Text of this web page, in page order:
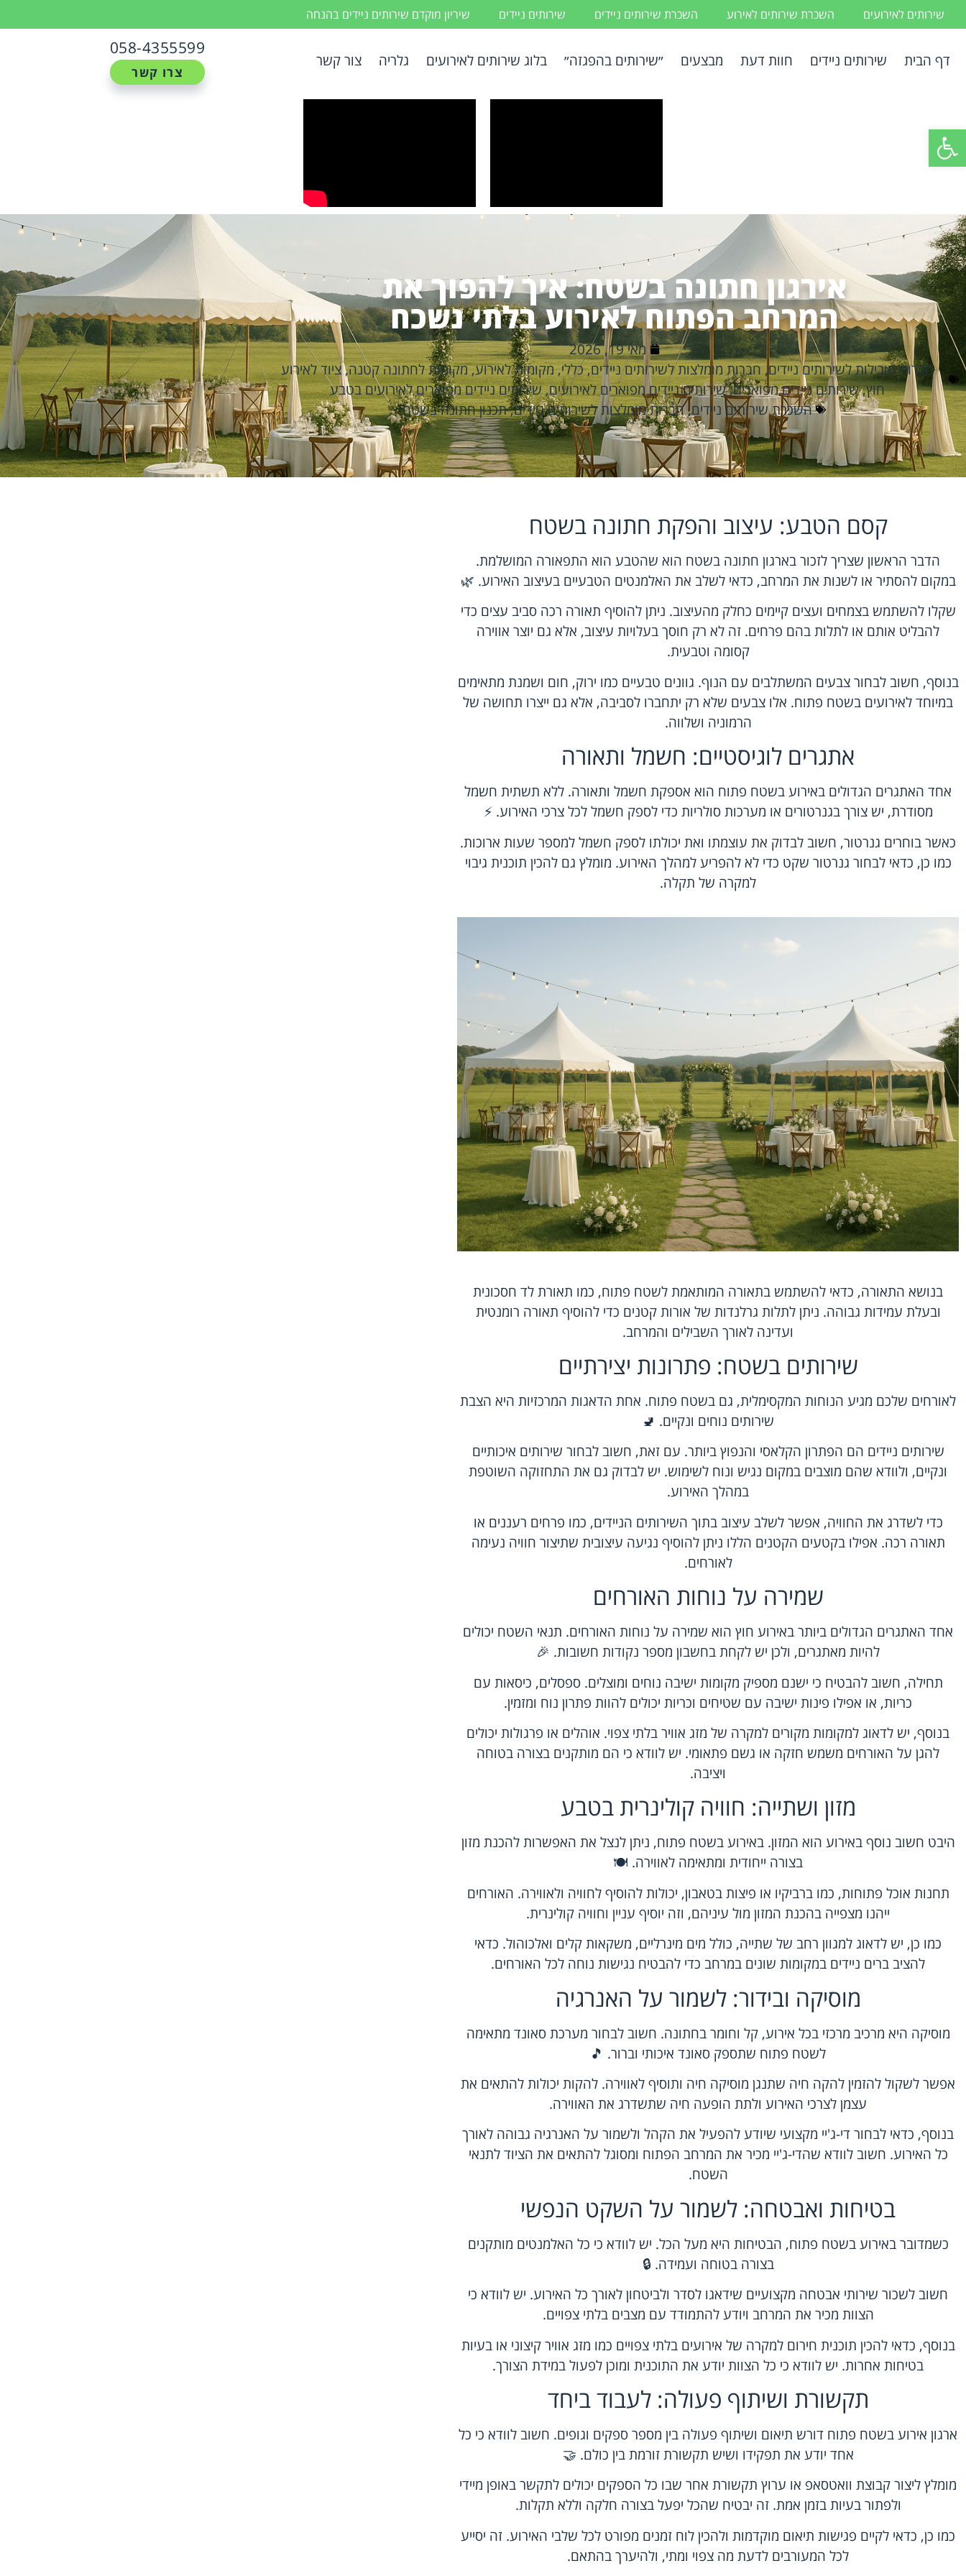
פתח סרגל נגישות
שירותים לאירועים השכרת שירותים לאירוע השכרת שירותים ניידים שירותים ניידים שיריון מוקדם שירותים ניידים בהנחה
דף הבית שירותים ניידים חוות דעת מבצעים ״שירותים בהפגזה״ בלוג שירותים לאירועים גלריה צור קשר
058-4355599
צרו קשר
אירגון חתונה בשטח: איך להפוך את
המרחב הפתוח לאירוע בלתי נשכח
מאי 19, 2026
חברות מובילות לשירותים ניידים,חברות מומלצות לשירותים ניידים,כללי,מקומות לאירוע,מקומות לחתונה קטנה,ציוד לאירוע
חוץ,שירותים ניידים מפוארים,שירותים ניידים מפוארים לאירועים,שירותים ניידים מפוארים לאירועים בטבע
השכרת שירותים ניידים,חברות מומלצות לשירותים ניידים,תכנון חתונה בשטח
קסם הטבע: עיצוב והפקת חתונה בשטח
הדבר הראשון שצריך לזכור בארגון חתונה בשטח הוא שהטבע הוא התפאורה המושלמת.
במקום להסתיר או לשנות את המרחב, כדאי לשלב את האלמנטים הטבעיים בעיצוב האירוע. 🌿
שקלו להשתמש בצמחים ועצים קיימים כחלק מהעיצוב. ניתן להוסיף תאורה רכה סביב עצים כדי
להבליט אותם או לתלות בהם פרחים. זה לא רק חוסך בעלויות עיצוב, אלא גם יוצר אווירה
קסומה וטבעית.
בנוסף, חשוב לבחור צבעים המשתלבים עם הנוף. גוונים טבעיים כמו ירוק, חום ושמנת מתאימים
במיוחד לאירועים בשטח פתוח. אלו צבעים שלא רק יתחברו לסביבה, אלא גם ייצרו תחושה של
הרמוניה ושלווה.
אתגרים לוגיסטיים: חשמל ותאורה
אחד האתגרים הגדולים באירוע בשטח פתוח הוא אספקת חשמל ותאורה. ללא תשתית חשמל
מסודרת, יש צורך בגנרטורים או מערכות סולריות כדי לספק חשמל לכל צרכי האירוע. ⚡
כאשר בוחרים גנרטור, חשוב לבדוק את עוצמתו ואת יכולתו לספק חשמל למספר שעות ארוכות.
כמו כן, כדאי לבחור גנרטור שקט כדי לא להפריע למהלך האירוע. מומלץ גם להכין תוכנית גיבוי
למקרה של תקלה.
בנושא התאורה, כדאי להשתמש בתאורה המותאמת לשטח פתוח, כמו תאורת לד חסכונית
ובעלת עמידות גבוהה. ניתן לתלות גרלנדות של אורות קטנים כדי להוסיף תאורה רומנטית
ועדינה לאורך השבילים והמרחב.
שירותים בשטח: פתרונות יצירתיים
לאורחים שלכם מגיע הנוחות המקסימלית, גם בשטח פתוח. אחת הדאגות המרכזיות היא הצבת
שירותים נוחים ונקיים. 🚽
שירותים ניידים הם הפתרון הקלאסי והנפוץ ביותר. עם זאת, חשוב לבחור שירותים איכותיים
ונקיים, ולוודא שהם מוצבים במקום נגיש ונוח לשימוש. יש לבדוק גם את התחזוקה השוטפת
במהלך האירוע.
כדי לשדרג את החוויה, אפשר לשלב עיצוב בתוך השירותים הניידים, כמו פרחים רעננים או
תאורה רכה. אפילו בקטעים הקטנים הללו ניתן להוסיף נגיעה עיצובית שתיצור חוויה נעימה
לאורחים.
שמירה על נוחות האורחים
אחד האתגרים הגדולים ביותר באירוע חוץ הוא שמירה על נוחות האורחים. תנאי השטח יכולים
להיות מאתגרים, ולכן יש לקחת בחשבון מספר נקודות חשובות. 🎉
תחילה, חשוב להבטיח כי ישנם מספיק מקומות ישיבה נוחים ומוצלים. ספסלים, כיסאות עם
כריות, או אפילו פינות ישיבה עם שטיחים וכריות יכולים להוות פתרון נוח ומזמין.
בנוסף, יש לדאוג למקומות מקורים למקרה של מזג אוויר בלתי צפוי. אוהלים או פרגולות יכולים
להגן על האורחים משמש חזקה או גשם פתאומי. יש לוודא כי הם מותקנים בצורה בטוחה
ויציבה.
מזון ושתייה: חוויה קולינרית בטבע
היבט חשוב נוסף באירוע הוא המזון. באירוע בשטח פתוח, ניתן לנצל את האפשרות להכנת מזון
בצורה ייחודית ומתאימה לאווירה. 🍽️
תחנות אוכל פתוחות, כמו ברביקיו או פיצות בטאבון, יכולות להוסיף לחוויה ולאווירה. האורחים
ייהנו מצפייה בהכנת המזון מול עיניהם, וזה יוסיף עניין וחוויה קולינרית.
כמו כן, יש לדאוג למגוון רחב של שתייה, כולל מים מינרליים, משקאות קלים ואלכוהול. כדאי
להציב ברים ניידים במקומות שונים במרחב כדי להבטיח נגישות נוחה לכל האורחים.
מוסיקה ובידור: לשמור על האנרגיה
מוסיקה היא מרכיב מרכזי בכל אירוע, קל וחומר בחתונה. חשוב לבחור מערכת סאונד מתאימה
לשטח פתוח שתספק סאונד איכותי וברור. 🎵
אפשר לשקול להזמין להקה חיה שתנגן מוסיקה חיה ותוסיף לאווירה. להקות יכולות להתאים את
עצמן לצרכי האירוע ולתת הופעה חיה שתשדרג את האווירה.
בנוסף, כדאי לבחור די-ג'יי מקצועי שיודע להפעיל את הקהל ולשמור על האנרגיה גבוהה לאורך
כל האירוע. חשוב לוודא שהדי-ג'יי מכיר את המרחב הפתוח ומסוגל להתאים את הציוד לתנאי
השטח.
בטיחות ואבטחה: לשמור על השקט הנפשי
כשמדובר באירוע בשטח פתוח, הבטיחות היא מעל הכל. יש לוודא כי כל האלמנטים מותקנים
בצורה בטוחה ועמידה. 🔒
חשוב לשכור שירותי אבטחה מקצועיים שידאגו לסדר ולביטחון לאורך כל האירוע. יש לוודא כי
הצוות מכיר את המרחב ויודע להתמודד עם מצבים בלתי צפויים.
בנוסף, כדאי להכין תוכנית חירום למקרה של אירועים בלתי צפויים כמו מזג אוויר קיצוני או בעיות
בטיחות אחרות. יש לוודא כי כל הצוות יודע את התוכנית ומוכן לפעול במידת הצורך.
תקשורת ושיתוף פעולה: לעבוד ביחד
ארגון אירוע בשטח פתוח דורש תיאום ושיתוף פעולה בין מספר ספקים וגופים. חשוב לוודא כי כל
אחד יודע את תפקידו ושיש תקשורת זורמת בין כולם. 🤝
מומלץ ליצור קבוצת וואטסאפ או ערוץ תקשורת אחר שבו כל הספקים יכולים לתקשר באופן מיידי
ולפתור בעיות בזמן אמת. זה יבטיח שהכל יפעל בצורה חלקה וללא תקלות.
כמו כן, כדאי לקיים פגישות תיאום מוקדמות ולהכין לוח זמנים מפורט לכל שלבי האירוע. זה יסייע
לכל המעורבים לדעת מה צפוי ומתי, ולהיערך בהתאם.